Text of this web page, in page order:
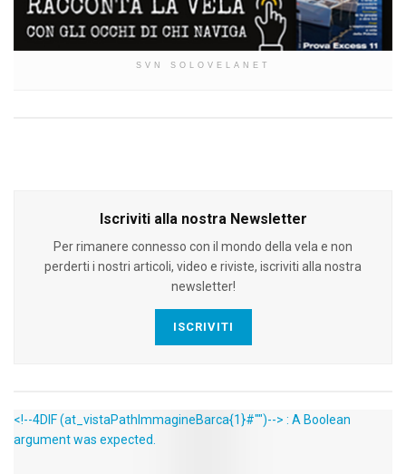
SVN SOLOVELANET
Iscriviti alla nostra Newsletter
Per rimanere connesso con il mondo della vela e non
perderti i nostri articoli, video e riviste, iscriviti alla nostra
newsletter!
ISCRIVITI
<!--4DIF (at_vistaPathImmagineBarca{1}#"")--> : A Boolean
argument was expected.